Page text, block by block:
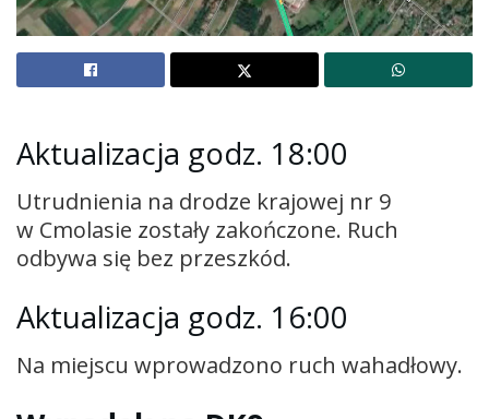
Aktualizacja godz. 18:00
Utrudnienia na drodze krajowej nr 9
w Cmolasie zostały zakończone. Ruch
odbywa się bez przeszkód.
Aktualizacja godz. 16:00
Na miejscu wprowadzono ruch wahadłowy.